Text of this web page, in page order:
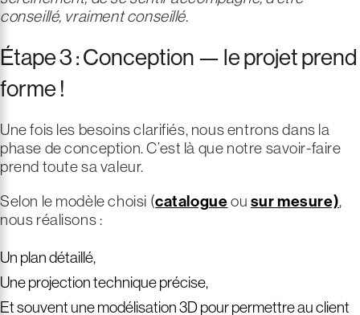
conseillé, vraiment conseillé.
Étape 3 : Conception — le projet prend
forme !
Une fois les besoins clarifiés, nous entrons dans la
phase de conception. C’est là que notre savoir-faire
prend toute sa valeur.
Selon le modèle choisi (catalogueou sur mesure),
nous réalisons :
Un plan détaillé,
Une projection technique précise,
Et souvent une modélisation 3D pour permettre au client